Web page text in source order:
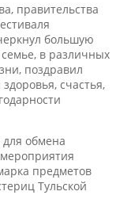
правительства
большую
в различных
поздравил
счастья,
обмена
предметов
Тульской